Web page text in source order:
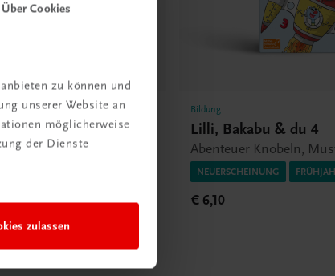
Über Cookies
zu können und
unserer Website an
möglicherweise
der Dienste
zulassen
4
und Raum
Bildung
Lilli, Bakabu & du 4
Abenteuer Knobeln,
NEUERSCHEINUNG
€ 6,10